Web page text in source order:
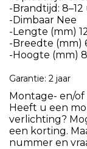
-Brandtijd:
-Dimbaar Nee
-Lengte (mm)
-Breedte (mm)
-Hoogte (mm)
Garantie: 2 jaar
Montage- en/
Heeft u een
verlichting?
een korting.
nummer en